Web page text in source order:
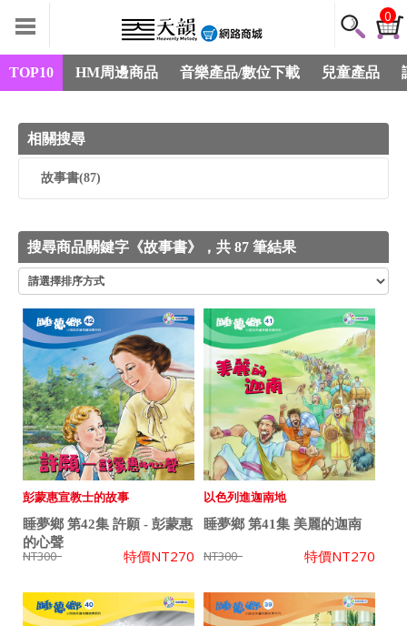
0
TOP10 HM周邊商品 音樂產品/數位下載 兒童產品
相關搜尋
故事書(87)
搜尋商品關鍵字《故事書》，共 87 筆結果
彭蒙惠宣教士的故事
睡夢鄉 第42集 許願 - 彭蒙惠
的心聲
NT300 特價NT270
以色列進迦南地
睡夢鄉 第41集 美麗的迦南
NT300 特價NT270